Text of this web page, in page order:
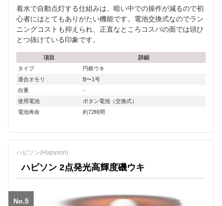
着水で自動点灯する仕組みは、暗い中での操作が減るので初
心者にはとてもありがたい機能です。電池交換式なのでラン
ニングコストも抑えられ、正直なところコスパの面では頭ひ
とつ抜けている印象です。
項目
詳細
タイプ
円錐ウキ
適合オモリ
B〜1号
自重
-
使用電池
ボタン電池（交換式）
電池寿命
約72時間
ハピソン(Hapyson)
ハピソン 2点発光高輝度磯ウキ
No.5